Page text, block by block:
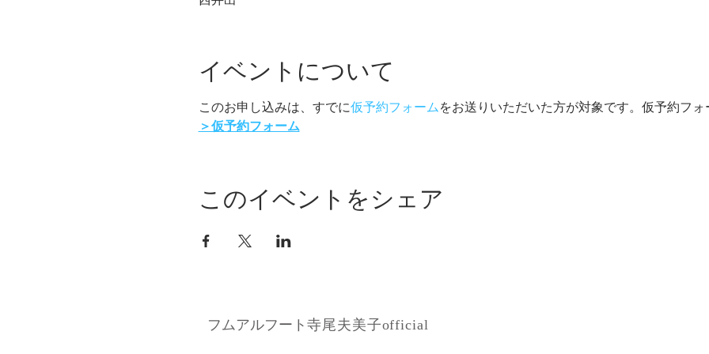
イベントについて
このお申し込みは、すでに仮予約フォーム をお送りいただいた方が対象です。仮予約フォ
＞仮予約フォーム
このイベントをシェア
フムアルフート 寺尾夫美子official